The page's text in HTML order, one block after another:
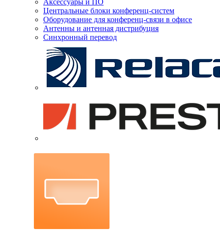
Аксессуары и ПО
Центральные блоки конференц-систем
Оборудование для конференц-связи в офисе
Антенны и антенная дистрибуция
Синхронный перевод